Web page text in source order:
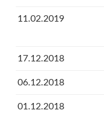
11.02.2019
17.12.2018
06.12.2018
01.12.2018